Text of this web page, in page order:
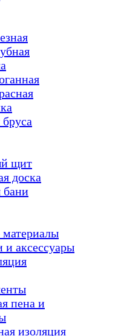
щит
доска
бани
и аксессуары
пена и
изоляция